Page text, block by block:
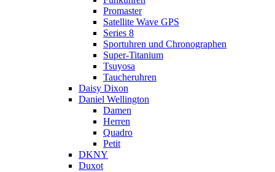
Promaster
Satellite Wave GPS
Series 8
Sportuhren und Chronographen
Super-Titanium
Tsuyosa
Taucheruhren
Daisy Dixon
Daniel Wellington
Damen
Herren
Quadro
Petit
DKNY
Duxot